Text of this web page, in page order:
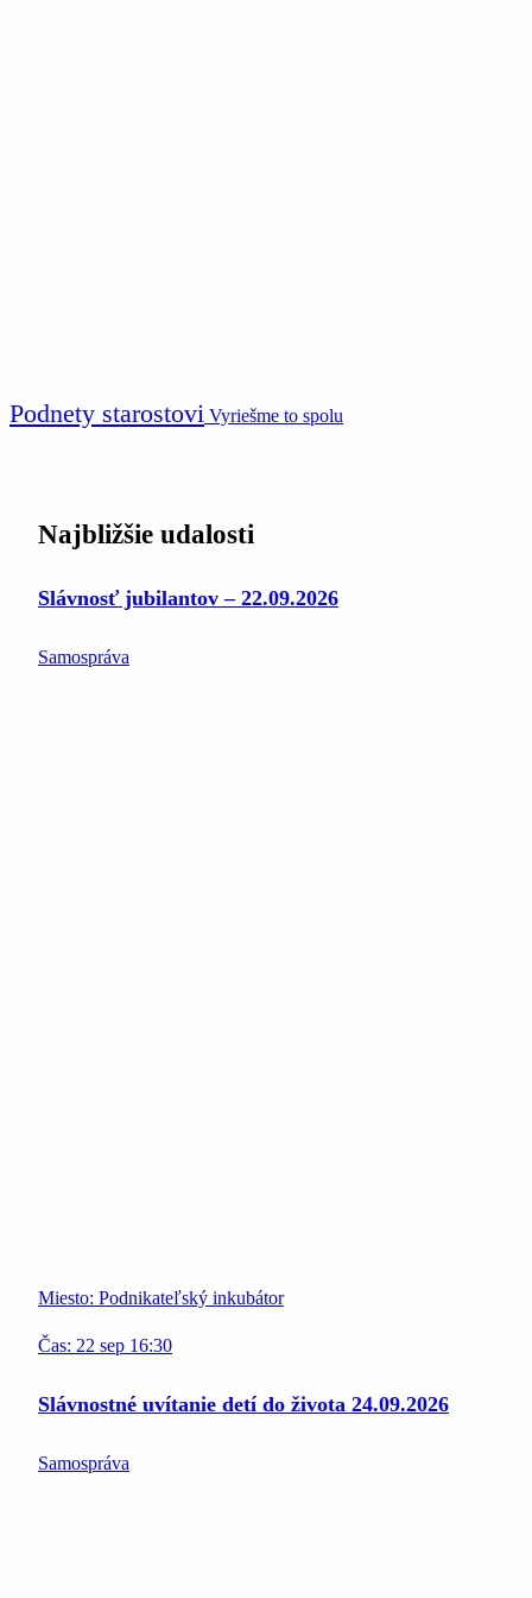
Podnety starostovi Vyriešme to spolu
Najbližšie udalosti
Slávnosť jubilantov – 22.09.2026
Samospráva
Miesto: Podnikateľský inkubátor
Čas: 22 sep 16:30
Slávnostné uvítanie detí do života 24.09.2026
Samospráva